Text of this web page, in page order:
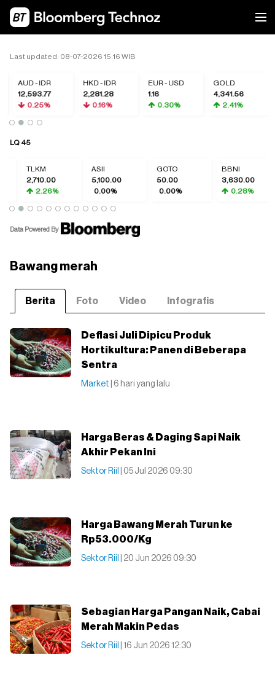
Last updated: 08-07-2026 15:16 WIB
AUD - IDR
12,593.77
0.25%
HKD - IDR
2,281.28
0.16%
EUR - USD
1.16
0.30%
GOLD
4,341.56
2.41%
LQ 45
TLKM
2,710.00
2.26%
5,100.00
0.00%
GOTO
50.00
0.00%
BBNI
3,630.00
0.28%
Data Powered By
Bawang merah
Berita Foto Video Infografis
Deflasi Juli Dipicu Produk
Hortikultura: Panen di Beberapa
Sentra
Market | 6 hari yang lalu
Harga Beras & Daging Sapi Naik
Akhir Pekan Ini
Sektor Riil | 05 Jul 2026 09:30
Harga Bawang Merah Turun ke
Rp53.000/Kg
Sektor Riil | 20 Jun 2026 09:30
Sebagian Harga Pangan Naik, Cabai
Merah Makin Pedas
Sektor Riil | 16 Jun 2026 12:30